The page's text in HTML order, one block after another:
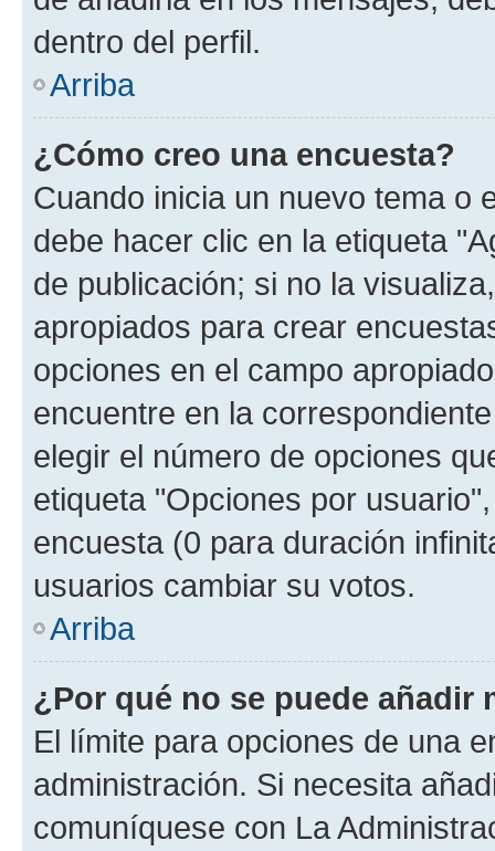
dentro del perfil.
Arriba
¿Cómo creo una encuesta?
Cuando inicia un nuevo tema o
debe hacer clic en la etiqueta
de publicación; si no la
apropiados para crear
opciones en el campo
encuentre en la
elegir el número de opciones
etiqueta "Opciones por
encuesta (0 para duración
usuarios cambiar su votos.
Arriba
¿Por qué no se puede añadir
El límite para opciones de una
administración. Si necesita
comuníquese con La